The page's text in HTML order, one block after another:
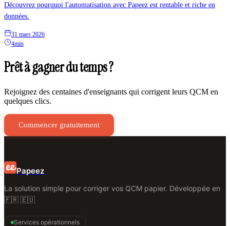
Découvrez pourquoi l'automatisation avec Papeez est rentable et riche en
données.
31 mars 2026
4min
Prêt à gagner du temps ?
Rejoignez des centaines d'enseignants qui corrigent leurs QCM en
quelques clics.
Commencer gratuitement
Papeez
La solution simple pour corriger vos QCM papier. Développée en
🇫🇷 🇪🇺
Services opérationnels